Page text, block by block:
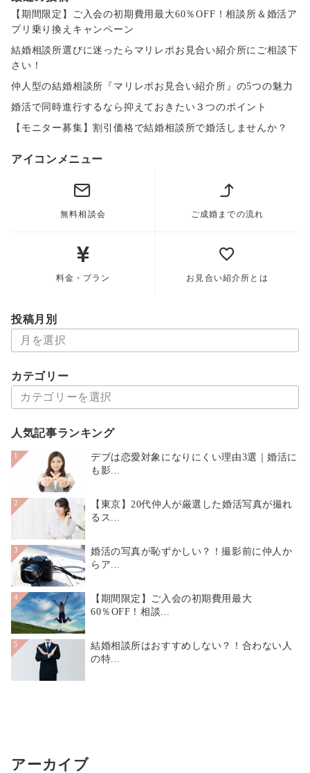
ジ
送
り
【期間限定】ご入会の初期費用最大60％OFF！相談所＆婚活ア
プリ乗り換えキャンペーン
結婚相談所選びに迷ったらマリレポお見合い紹介所にご相談下
さい！
仲人型の結婚相談所『マリレポお見合い紹介所』の5つの魅力
婚活で同時進行するなら抑えておきたい３つのポイント
【モニター募集】割引価格で結婚相談所で婚活しませんか？
アイコンメニュー
無料相談会 ご成婚までの流れ
料金・プラン お見合い紹介所とは
投稿月別
稿
別
カテゴリー
テ
リ
ー
人気記事ランキング
1
デブは恋愛対象になりにくい理由3選｜婚活に
も影...
2
【東京】20代仲人が厳選した婚活写真が撮れ
るス...
3
婚活の写真が恥ずかしい？！撮影前に仲人か
らア...
4
【期間限定】ご入会の初期費用最大
60％OFF！相談...
5
結婚相談所はおすすめしない？！合わない人
の特...
アーカイブ